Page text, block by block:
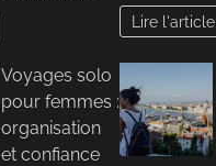
Location
camping-
:
le
nouveau
mode
Lire l'article
Voyages solo
pour femmes :
organisation
et confiance